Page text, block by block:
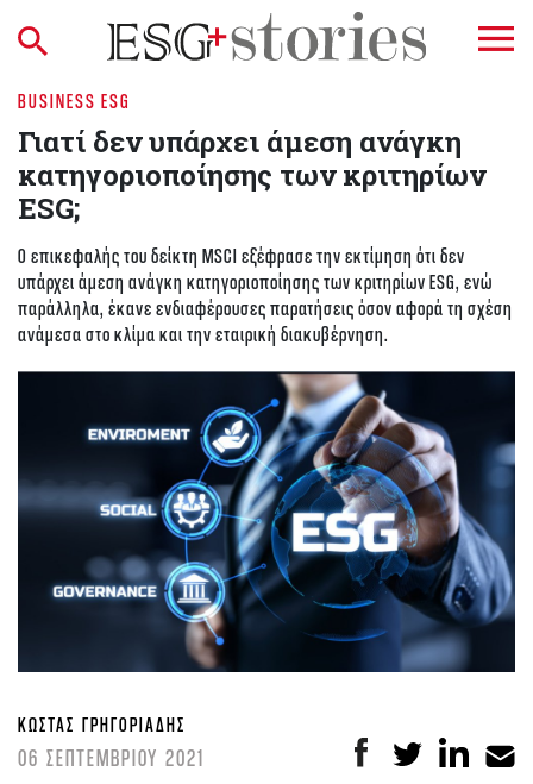
BUSINESS ESG
Γιατί δεν υπάρχει άμεση ανάγκη
κατηγοριοποίησης των κριτηρίων
ESG;
O επικεφαλής του δείκτη MSCI εξέφρασε την εκτίμηση ότι δεν
υπάρχει άμεση ανάγκη κατηγοριοποίησης των κριτηρίων ESG, ενώ
παράλληλα, έκανε ενδιαφέρουσες παρατήσεις όσον αφορά τη σχέση
ανάμεσα στο κλίμα και την εταιρική διακυβέρνηση.
ΚΏΣΤΑΣ ΓΡΗΓΟΡΙΆΔΗΣ
06 ΣΕΠΤΕΜΒΡΙΟΥ 2021